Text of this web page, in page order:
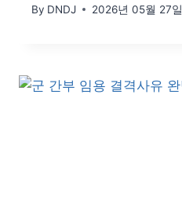
By DNDJ 2026년 05월 27일